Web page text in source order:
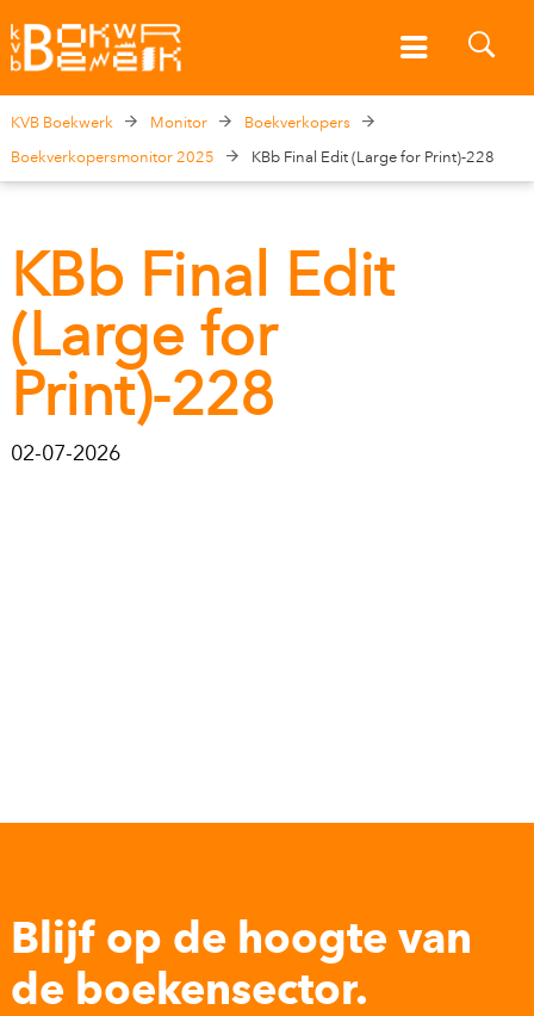
KVB Boekwerk Monitor
Boekverkopers
Boekverkopersmonitor 2025
KBb Final Edit (Large for Print)-228
KBb Final Edit
(Large for
Print)-228
02-07-2026
Blijf op de hoogte van
de boekensector.